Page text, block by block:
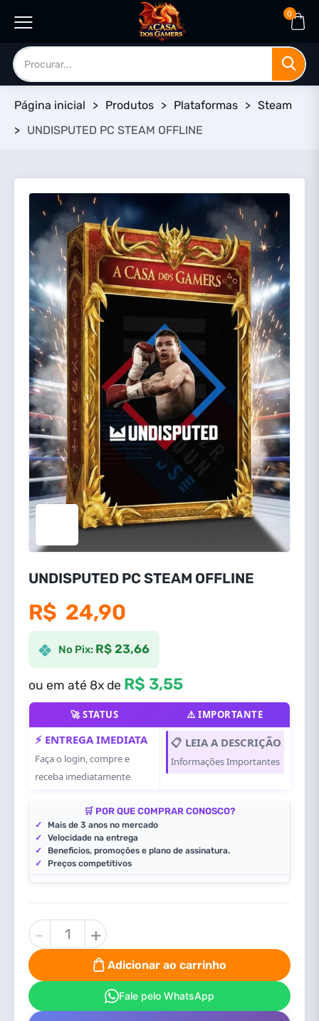
0
Página inicial > Produtos > Plataformas > Steam
> UNDISPUTED PC STEAM OFFLINE
UNDISPUTED PC STEAM OFFLINE
R$ 24,90
No Pix: R$ 23,66
ou em até 8x de R$ 3,55
🚀 STATUS ⚠️ IMPORTANTE
⚡ ENTREGA IMEDIATA
Faça o login, compre e
receba imediatamente
📋 LEIA A DESCRIÇÃO
Informações Importantes
🛒 POR QUE COMPRAR CONOSCO?
✓
Mais de 3 anos no mercado
✓
Velocidade na entrega
✓
Beneficios, promoções e plano de assinatura.
✓
Preços competitivos
-
UNDISPUTED
OFFLINE
quantidade
+
Adicionar ao carrinho
Fale pelo WhatsApp